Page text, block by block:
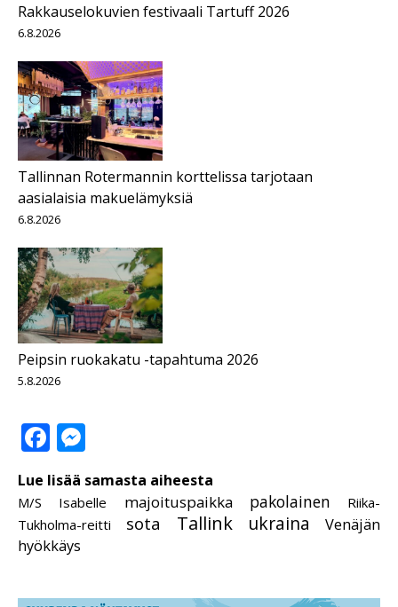
Rakkauselokuvien festivaali Tartuff 2026
6.8.2026
Tallinnan Rotermannin korttelissa tarjotaan
aasialaisia makuelämyksiä
6.8.2026
Peipsin ruokakatu -tapahtuma 2026
5.8.2026
Facebook
Lue lisää samasta aiheesta
M/S Isabelle majoituspaikka pakolainen
Riika-
Tukholma-reitti
sota Tallink ukraina
Venäjän
hyökkäys